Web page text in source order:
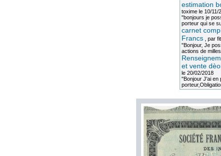
estimation
toximele 10/11/
"bonjours je
porteur qui se
carnet
Francs, par
"Bonjour, Je
actions de
et vente
le 20/02/2018
"Bonjour J'ai en